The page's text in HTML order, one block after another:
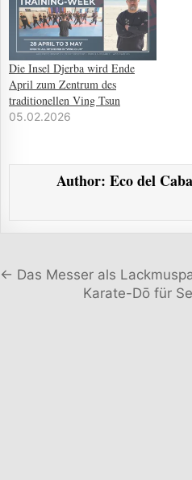
Die Insel Djerba wird Ende
April zum Zentrum des
traditionellen Ving Tsun
05.02.2026
Author:Eco del
Beitragsnavigation
← Das Messer als
Karate-Dō für